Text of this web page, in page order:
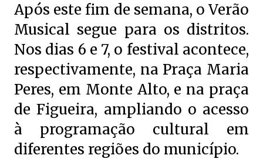
Após este fim de semana, o Verão
Musical segue para os distritos.
Nos dias 6 e 7, o festival acontece,
respectivamente, na Praça Maria
Peres, em Monte Alto, e na praça
de Figueira, ampliando o acesso
à programação cultural em
diferentes regiões do município.